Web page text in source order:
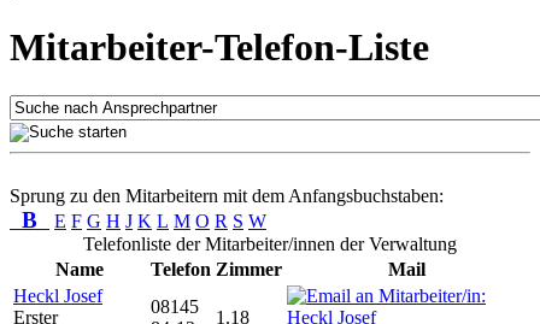
Mitarbeiter-Telefon-Liste
Sprung zu den Mitarbeitern mit dem Anfangsbuchstaben:
B E F G H J K L M O R S W
Telefonliste der Mitarbeiter/innen der Verwaltung
Name
Telefon Zimmer
Mail
Heckl Josef
Erster
08145
1.18